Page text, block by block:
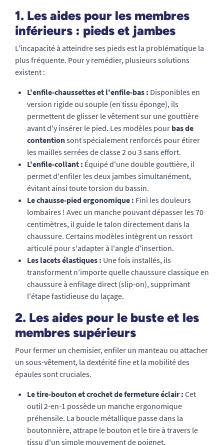
1. Les aides pour les membres
inférieurs : pieds et jambes
L'incapacité à atteindre ses pieds est la problématique la
plus fréquente. Pour y remédier, plusieurs solutions
existent :
L'enfile-chaussettes et l'enfile-bas : Disponibles en
version rigide ou souple (en tissu éponge), ils
permettent de glisser le vêtement sur une gouttière
avant d'y insérer le pied. Les modèles pour bas de
contentionsont spécialement renforcés pour étirer
les mailles serrées de classe 2 ou 3 sans effort.
L'enfile-collant : Équipé d'une double gouttière, il
permet d'enfiler les deux jambes simultanément,
évitant ainsi toute torsion du bassin.
Le chausse-pied ergonomique : Fini les douleurs
lombaires ! Avec un manche pouvant dépasser les 70
centimètres, il guide le talon directement dans la
chaussure. Certains modèles intègrent un ressort
articulé pour s'adapter à l'angle d'insertion.
Les lacets élastiques : Une fois installés, ils
transforment n'importe quelle chaussure classique en
chaussure à enfilage direct (slip-on), supprimant
l'étape fastidieuse du laçage.
2. Les aides pour le buste et les
membres supérieurs
Pour fermer un chemisier, enfiler un manteau ou attacher
un sous-vêtement, la dextérité fine et la mobilité des
épaules sont cruciales.
Le tire-bouton et crochet de fermeture éclair : Cet
outil 2-en-1 possède un manche ergonomique
préhensile. La boucle métallique passe dans la
boutonnière, attrape le bouton et le tire à travers le
tissu d'un simple mouvement de poignet.